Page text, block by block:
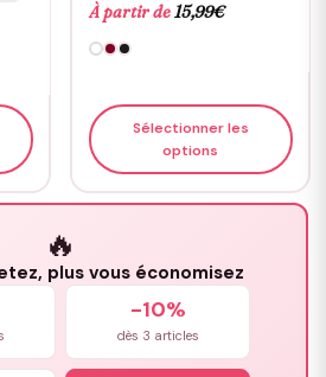
À partir de15,99€
Sélectionner les
options
🔥
plus vous économisez
-10%
dès 3 articles